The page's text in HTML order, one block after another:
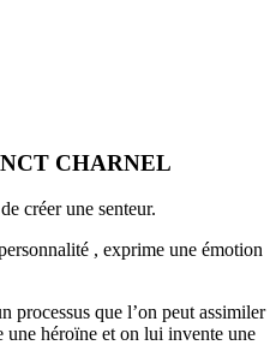
CHARNEL
créer une senteur.
, exprime une émotion
processus que l’on peut assimiler
une héroïne et on lui invente une